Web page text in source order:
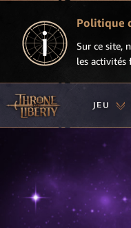
Politique
Sur ce site,
les activités
JEU